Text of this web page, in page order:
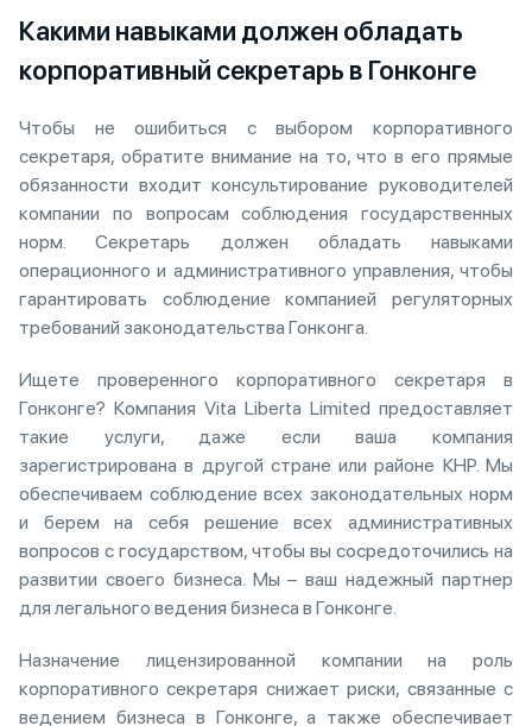
Какими навыками должен обладать
корпоративный секретарь в Гонконге
Чтобы не ошибиться с выбором корпоративного
секретаря, обратите внимание на то, что в его прямые
обязанности входит консультирование руководителей
компании по вопросам соблюдения государственных
норм. Секретарь должен обладать навыками
операционного и административного управления, чтобы
гарантировать соблюдение компанией регуляторных
требований законодательства Гонконга.
Ищете проверенного корпоративного секретаря в
Гонконге? Компания Vita Liberta Limited предоставляет
такие услуги, даже если ваша компания
зарегистрирована в другой стране или районе КНР. Мы
обеспечиваем соблюдение всех законодательных норм
и берем на себя решение всех административных
вопросов с государством, чтобы вы сосредоточились на
развитии своего бизнеса. Мы – ваш надежный партнер
для легального ведения бизнеса в Гонконге.
Назначение лицензированной компании на роль
корпоративного секретаря снижает риски, связанные с
ведением бизнеса в Гонконге, а также обеспечивает